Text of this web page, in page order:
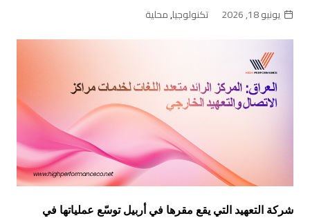
يونيو 18, 2026 تكنولوجيا,محلية
شركة التعهيد التي يقع مقرها في أربيل توسّع عملياتها في